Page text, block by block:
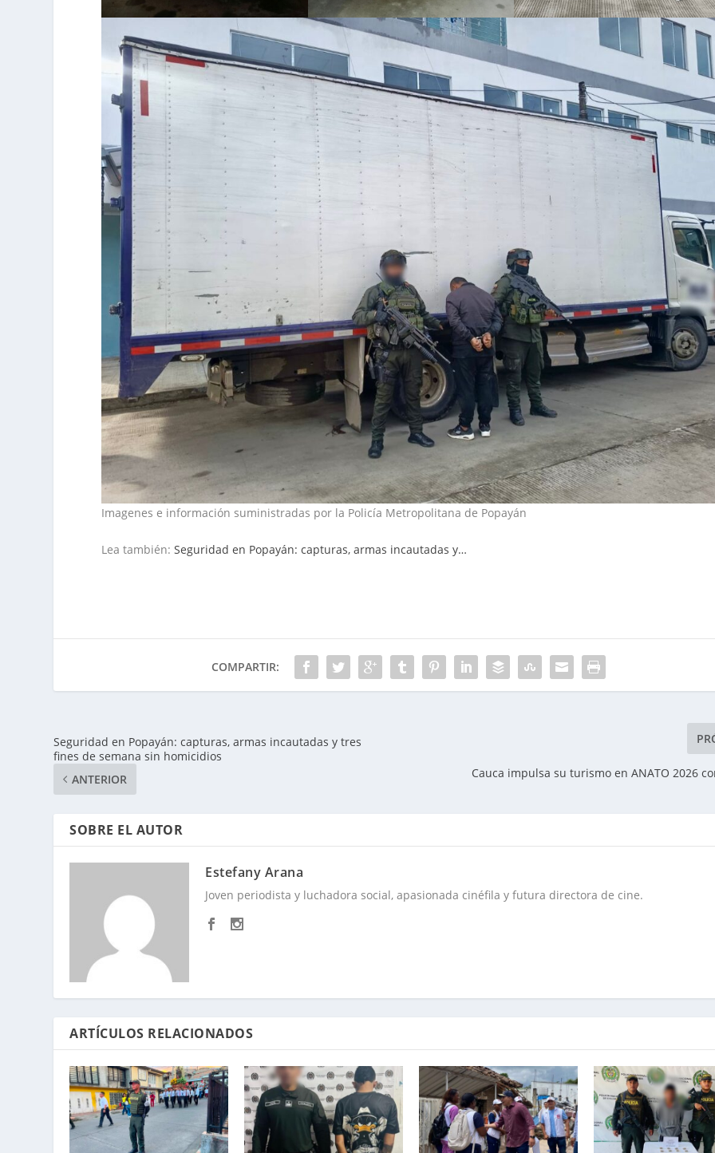
Imagenes e información suministradas por la Policía Metropolitana de Popayán
Lea también:Seguridad en Popayán: capturas, armas incautadas y…
COMPARTIR:
Seguridad en Popayán: capturas, armas incautadas y tres
fines de semana sin homicidios
ANTERIOR
Cauca impulsa su turismo en ANATO 2026
SOBRE EL AUTOR
Estefany Arana
Joven periodista y luchadora social, apasionada cinéfila y futura directora de cine.
ARTÍCULOS RELACIONADOS